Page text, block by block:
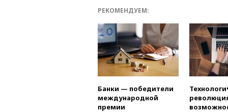
РЕКОМЕНДУЕМ:
Банки — победители
международной
премии